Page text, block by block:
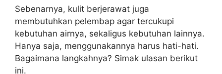
Sebenarnya, kulit berjerawat juga
membutuhkan pelembap agar tercukupi
kebutuhan airnya, sekaligus kebutuhan lainnya.
Hanya saja, menggunakannya harus hati-hati.
Bagaimana langkahnya? Simak ulasan berikut
ini.